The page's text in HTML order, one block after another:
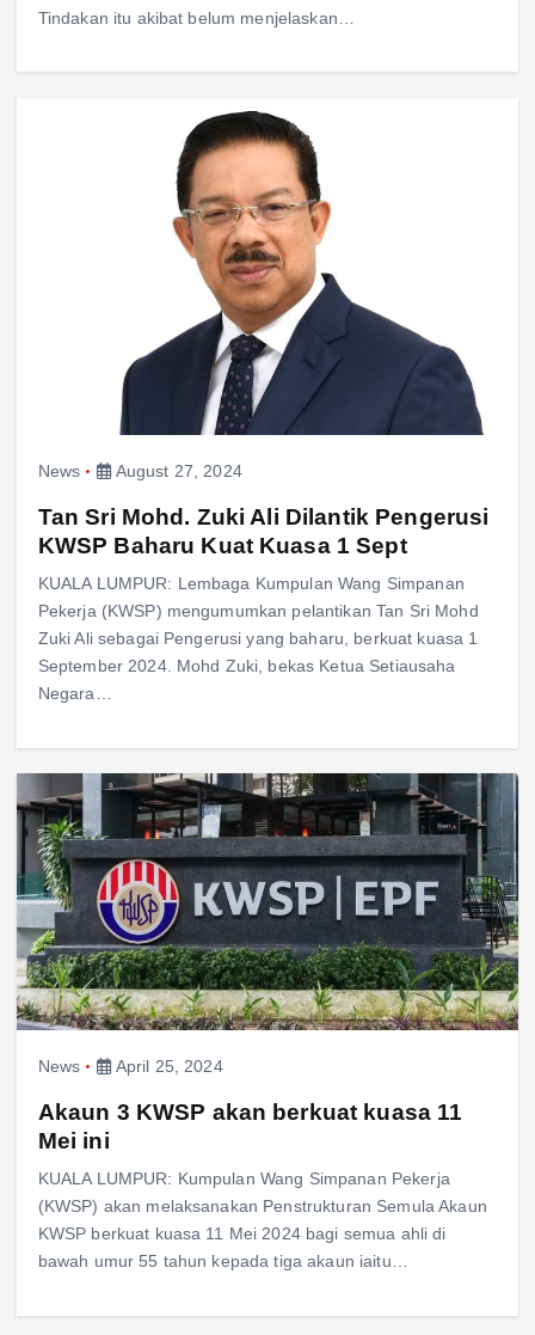
Tindakan itu akibat belum menjelaskan…
News August 27, 2024
Tan Sri Mohd. Zuki Ali Dilantik Pengerusi
KWSP Baharu Kuat Kuasa 1 Sept
KUALA LUMPUR: Lembaga Kumpulan Wang Simpanan
Pekerja (KWSP) mengumumkan pelantikan Tan Sri Mohd
Zuki Ali sebagai Pengerusi yang baharu, berkuat kuasa 1
September 2024. Mohd Zuki, bekas Ketua Setiausaha
Negara…
News April 25, 2024
Akaun 3 KWSP akan berkuat kuasa 11
Mei ini
KUALA LUMPUR: Kumpulan Wang Simpanan Pekerja
(KWSP) akan melaksanakan Penstrukturan Semula Akaun
KWSP berkuat kuasa 11 Mei 2024 bagi semua ahli di
bawah umur 55 tahun kepada tiga akaun iaitu…